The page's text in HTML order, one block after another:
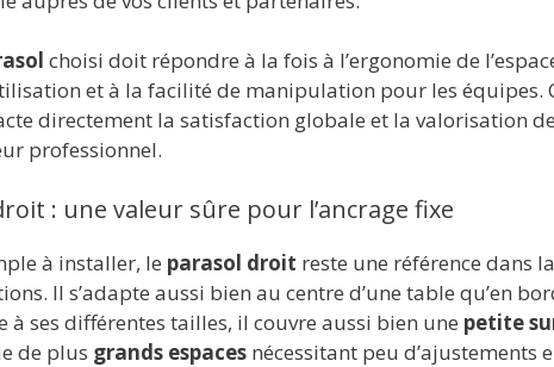
choisi doit répondre à la fois à l’ergonomie de
et à la facilité de manipulation pour les équipes.
directement la satisfaction globale et la valorisation
professionnel.
: une valeur sûre pour l’ancrage fixe
à installer, le parasol droit reste une référence dans
Il s’adapte aussi bien au centre d’une table qu’en
à ses différentes tailles, il couvre aussi bien une petite
de plus grands espaces nécessitant peu d’ajustements